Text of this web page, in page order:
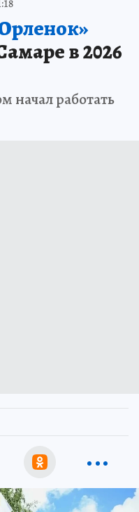
в 2026
начал работать